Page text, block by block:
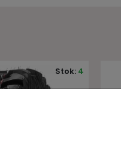
Stok:2